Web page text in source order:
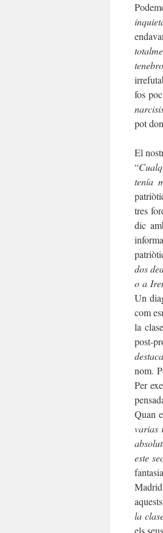
fos
pot
El
“
tenía
tres
dic
dos
o a
Un
com
la
post-
nom.
Per
Quan
varias
este
la
els